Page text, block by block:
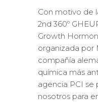
Con motivo de
2nd 360º
Growth
organizada por
compañía
química más
agencia PCI
nosotros para